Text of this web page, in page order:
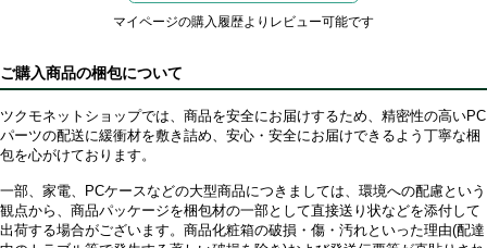
マイページの購入履歴よりレビュー可能です
ご購入商品の梱包について
ツクモネットショップでは、商品を安全にお届けするため、精密性の高いPC
パーツの配送に緩衝材を敷き詰め、安心・安全にお届けできるよう丁寧な梱
包を心がけております。
一部、家電、PCケースなどの大型商品につきましては、環境への配慮という
観点から、商品パッケージを梱包材の一部として直接送り状などを添付して
出荷する場合がございます。商品化粧箱の破損・傷・汚れといった理由(配達